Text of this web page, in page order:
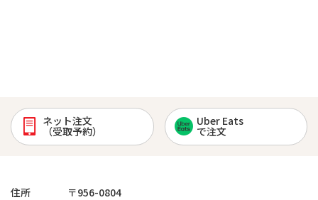
ネット注文
（受取予約）
Uber Eats
で注文
住所
〒956-0804